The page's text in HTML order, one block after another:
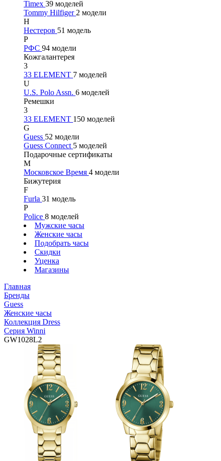
Timex 39 моделей
Tommy Hilfiger 2 модели
Н
Нестеров 51 модель
Р
РФС 94 модели
Кожгалантерея
3
33 ELEMENT 7 моделей
U
U.S. Polo Assn. 6 моделей
Ремешки
3
33 ELEMENT 150 моделей
G
Guess 52 модели
Guess Connect 5 моделей
Подарочные сертификаты
М
Московское Время 4 модели
Бижутерия
F
Furla 31 модель
P
Police 8 моделей
Мужские часы
Женские часы
Подобрать часы
Скидки
Уценка
Магазины
Главная
Бренды
Guess
Женские часы
Коллекция Dress
Серия Winni
GW1028L2